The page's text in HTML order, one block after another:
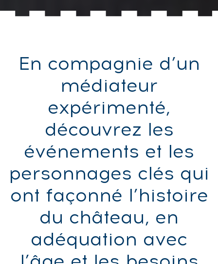
En compagnie d’un
médiateur
expérimenté,
découvrez les
événements et les
personnages clés qui
ont façonné l’histoire
du château, en
adéquation avec